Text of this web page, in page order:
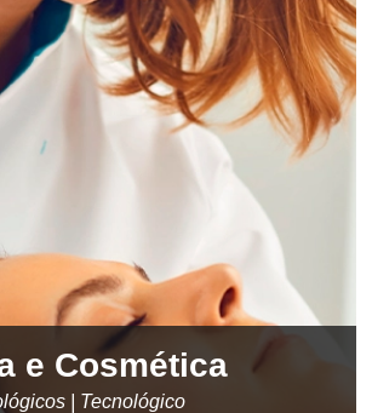
e Cosmética
| Tecnológico